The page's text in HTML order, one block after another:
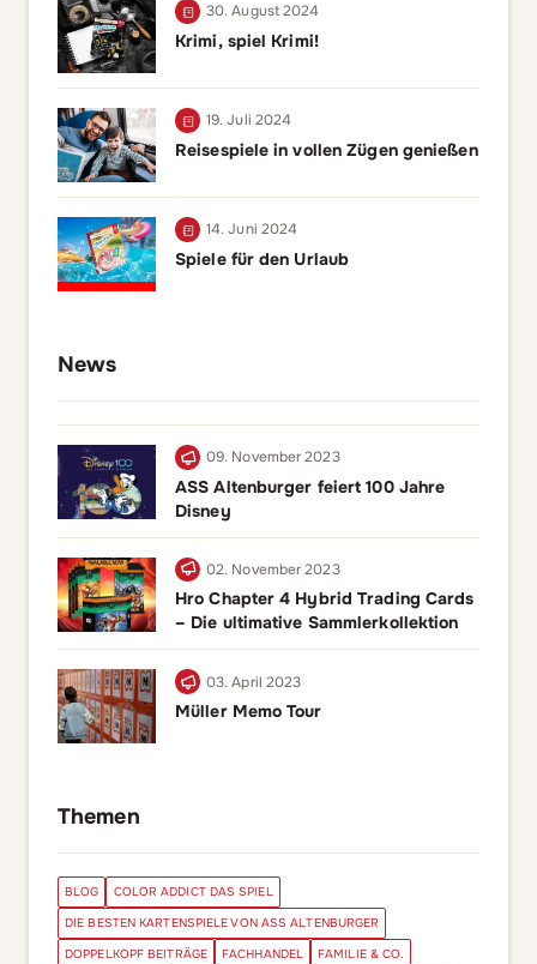
30. August 2024
Krimi, spiel Krimi!
19. Juli 2024
Reisespiele in vollen Zügen genießen
14. Juni 2024
Spiele für den Urlaub
News
09. November 2023
ASS Altenburger feiert 100 Jahre
Disney
02. November 2023
Hro Chapter 4 Hybrid Trading Cards
– Die ultimative Sammlerkollektion
03. April 2023
Müller Memo Tour
Themen
BLOG
COLOR ADDICT DAS SPIEL
DIE BESTEN KARTENSPIELE VON ASS ALTENBURGER
DOPPELKOPF BEITRÄGE
FACHHANDEL
FAMILIE & CO.